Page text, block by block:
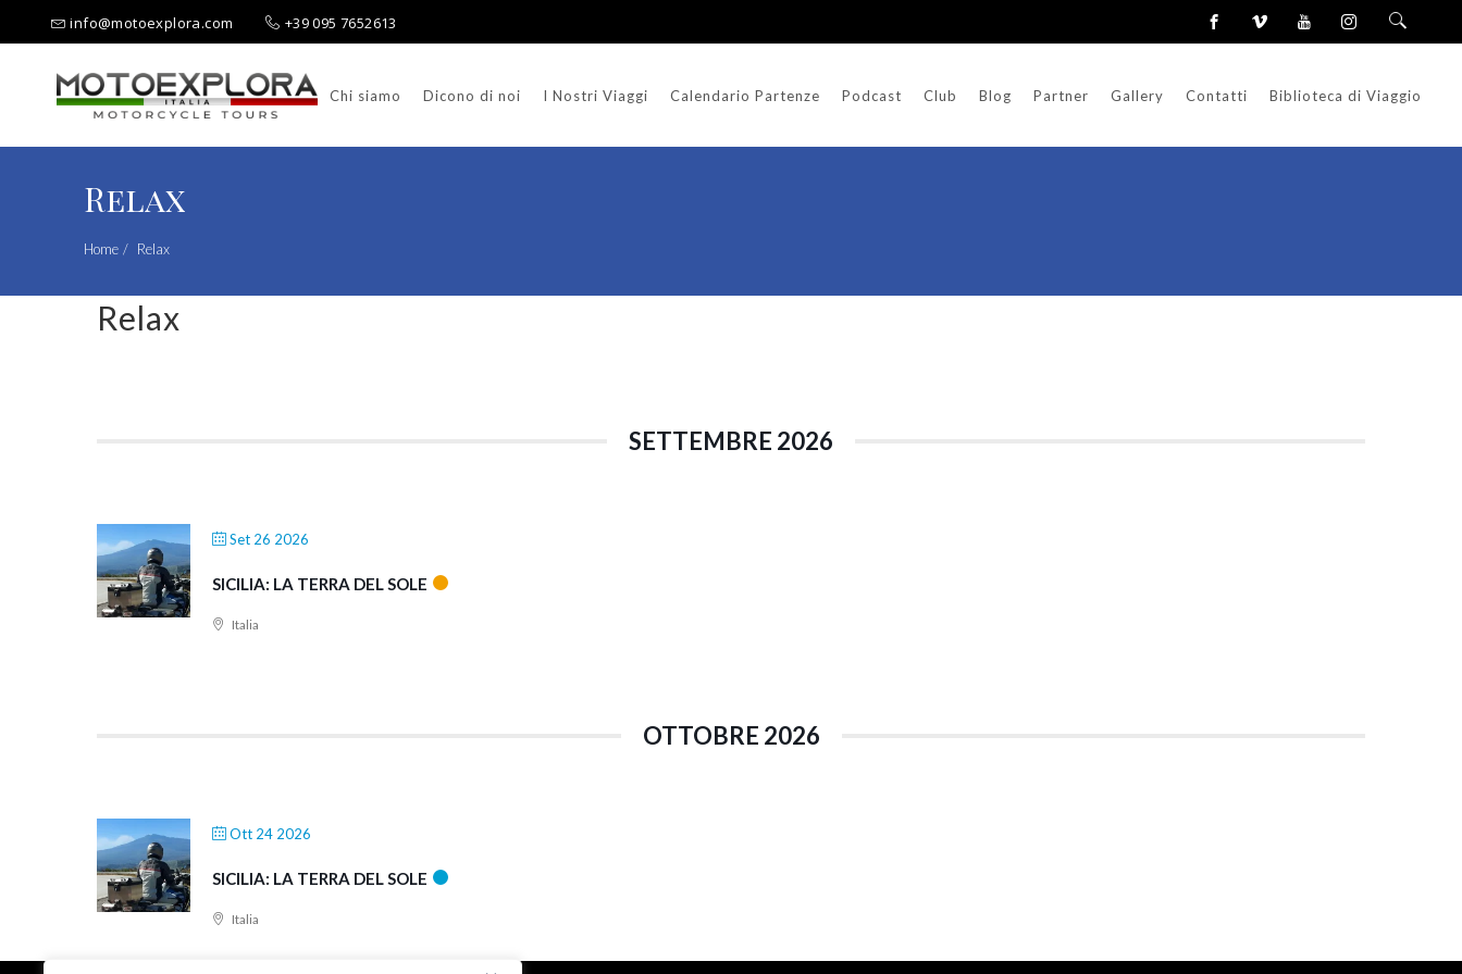
info@motoexplora.com +39 095 7652613
Chi siamo Dicono di noi I Nostri Viaggi Calendario Partenze Podcast Club Blog Partner Gallery Contatti Biblioteca di Viaggio
Ricerca per:
Relax
Home Relax
Relax
SETTEMBRE 2026
Set 26 2026
SICILIA: LA TERRA DEL SOLE
Italia
OTTOBRE 2026
Ott 24 2026
SICILIA: LA TERRA DEL SOLE
Italia